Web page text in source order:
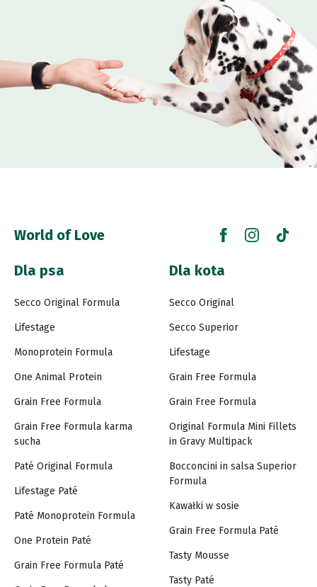
World of Love
Dla psa
Secco Original Formula
Lifestage
Monoprotein Formula
One Animal Protein
Grain Free Formula
Grain Free Formula karma
sucha
Paté Original Formula
Lifestage Paté
Paté Monoprotein Formula
One Protein Paté
Grain Free Formula Paté
Dla kota
Secco Original
Secco Superior
Lifestage
Grain Free Formula
Grain Free Formula
Original Formula Mini Fillets
in Gravy Multipack
Bocconcini in salsa Superior
Formula
Kawałki w sosie
Grain Free Formula Paté
Tasty Mousse
Tasty Paté